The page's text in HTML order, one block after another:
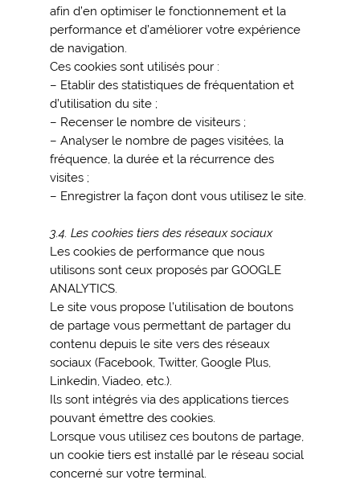
afin d’en optimiser le fonctionnement et la
performance et d’améliorer votre expérience
de navigation.
Ces cookies sont utilisés pour :
– Etablir des statistiques de fréquentation et
d’utilisation du site ;
– Recenser le nombre de visiteurs ;
– Analyser le nombre de pages visitées, la
fréquence, la durée et la récurrence des
visites ;
– Enregistrer la façon dont vous utilisez le site.
3.4. Les cookies tiers des réseaux sociaux
Les cookies de performance que nous
utilisons sont ceux proposés par GOOGLE
ANALYTICS.
Le site vous propose l’utilisation de boutons
de partage vous permettant de partager du
contenu depuis le site vers des réseaux
sociaux (Facebook, Twitter, Google Plus,
Linkedin, Viadeo, etc.).
Ils sont intégrés via des applications tierces
pouvant émettre des cookies.
Lorsque vous utilisez ces boutons de partage,
un cookie tiers est installé par le réseau social
concerné sur votre terminal.